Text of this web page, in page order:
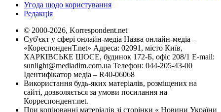
Угода щодо користування
Редакція
© 2000-2026, Korrespondent.net
Суб'єкт у сфері онлайн-медіа Назва онлайн-медіа –
«КореспонденТ.net» Адреса: 02091, місто Київ,
ХАРКІВСЬКЕ ШОСЕ, будинок 172-Б, офіс 208/1 E-mail:
sunlight@mediadim.com.ua Телефон: 044-205-43-00
Ідентифікатор медіа – R40-06068
Використання будь-яких матеріалів, розміщених на
сайті, дозволяється за умови посилання на
Корреспондент.net.
При копіюванні матеріалів зі сторінки « Новини України